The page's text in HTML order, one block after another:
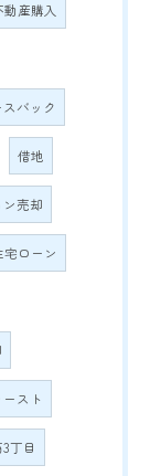
動産購入
スバック
借地
売却
宅ローン
スト
丁目